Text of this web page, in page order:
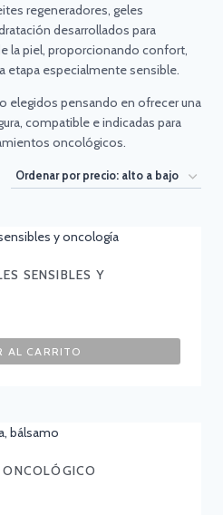
regeneradores, geles
desarrollados para
la piel, proporcionando confort,
etapa especialmente sensible.
elegidos pensando en ofrecer una
compatible e indicadas para
oncológicos.
SENSIBLES Y
AL CARRITO